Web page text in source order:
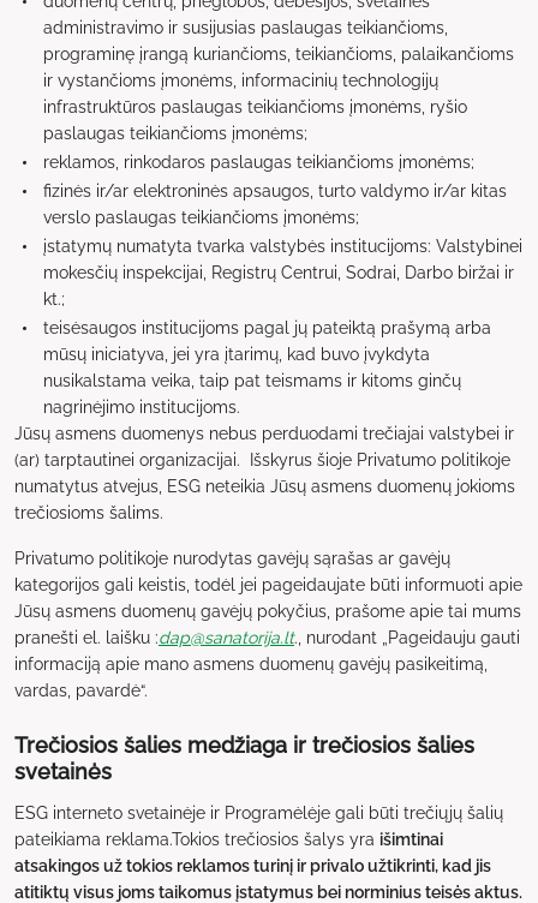
administravimo ir susijusias paslaugas teikiančioms,
programinę įrangą kuriančioms, teikiančioms, palaikančioms
ir vystančioms įmonėms, informacinių technologijų
infrastruktūros paslaugas teikiančioms įmonėms, ryšio
paslaugas teikiančioms įmonėms;
reklamos, rinkodaros paslaugas teikiančioms įmonėms;
fizinės ir/ar elektroninės apsaugos, turto valdymo ir/ar kitas
verslo paslaugas teikiančioms įmonėms;
įstatymų numatyta tvarka valstybės institucijoms: Valstybinei
mokesčių inspekcijai, Registrų Centrui, Sodrai, Darbo biržai ir
kt.;
teisėsaugos institucijoms pagal jų pateiktą prašymą arba
mūsų iniciatyva, jei yra įtarimų, kad buvo įvykdyta
nusikalstama veika, taip pat teismams ir kitoms ginčų
nagrinėjimo institucijoms.
Jūsų asmens duomenys nebus perduodami trečiajai valstybei ir
(ar) tarptautinei organizacijai. Išskyrus šioje Privatumo politikoje
numatytus atvejus, ESG neteikia Jūsų asmens duomenų jokioms
trečiosioms šalims.
Privatumo politikoje nurodytas gavėjų sąrašas ar gavėjų
kategorijos gali keistis, todėl jei pageidaujate būti informuoti apie
Jūsų asmens duomenų gavėjų pokyčius, prašome apie tai mums
pranešti el. laišku :dap@sanatorija.lt., nurodant „Pageidauju gauti
informaciją apie mano asmens duomenų gavėjų pasikeitimą,
vardas, pavardė“.
Trečiosios šalies medžiaga ir trečiosios šalies
svetainės
ESG interneto svetainėje ir Programėlėje gali būti trečiųjų šalių
pateikiama reklama.Tokios trečiosios šalys yra išimtinai
atsakingos už tokios reklamos turinį ir privalo užtikrinti, kad jis
atitiktų visus joms taikomus įstatymus bei norminius teisės aktus.